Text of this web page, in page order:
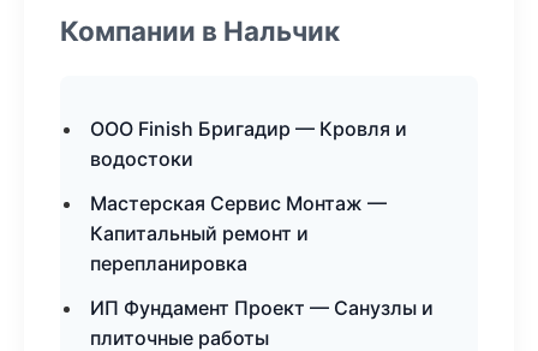
Компании в Нальчик
ООО Finish Бригадир — Кровля и
водостоки
Мастерская Сервис Монтаж —
Капитальный ремонт и
перепланировка
ИП Фундамент Проект — Санузлы и
плиточные работы